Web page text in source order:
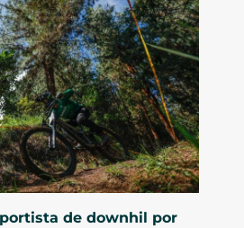
de downhil por